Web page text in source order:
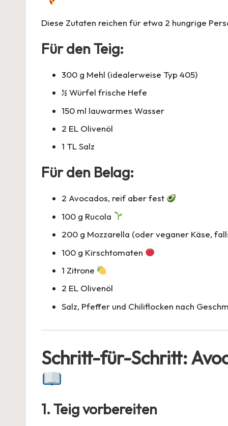
Diese Zutaten reichen für etwa 2 hungrige
Für den Teig:
300 g Mehl (idealerweise Typ 405)
½ Würfel frische Hefe
150 ml lauwarmes Wasser
2 EL Olivenöl
1 TL Salz
Für den Belag:
2 Avocados, reif aber fest
100 g Rucola
200 g Mozzarella (oder veganer Käse,
100 g Kirschtomaten
1 Zitrone
2 EL Olivenöl
Salz, Pfeffer und Chiliflocken nach
Schritt-für-Schritt:
1. Teig vorbereiten